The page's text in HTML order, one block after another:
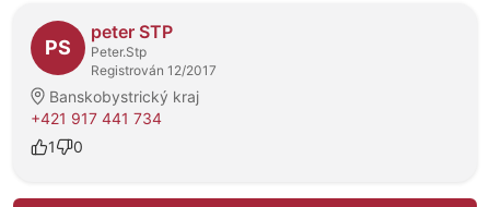
O prodejci
PS
peter STP
Peter.Stp
Registrován 12/2017
Banskobystrický kraj
+421 917 441 734
1
0